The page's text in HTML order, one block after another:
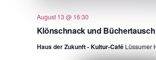
Klönschnack und Büchertausch
August 13 @ 16:30
Haus der Zukunft - Kultur-Café Lüssumer